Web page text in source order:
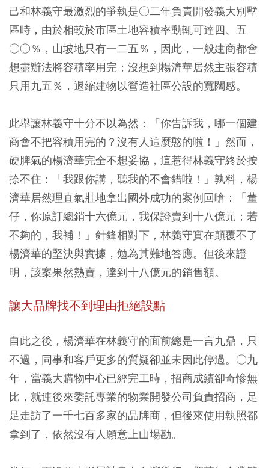
己和林義守最激烈的爭執是○二年負責開發義大別墅
區時，由於相較於市區土地容積率動輒可達四、五
○○％，山坡地只有一二五％，因此，一般建商都會
想盡辦法將容積率用完；沒想到楊濟華居然主張容積
只用九五％，退縮建物以營造社區公設的寬闊感。
此舉讓林義守十分不以為然：「你告訴我，哪一個建
商會不把容積用完的？沒有人這麼憨的啦！」然而，
硬脾氣的楊濟華完全不想妥協，這惹得林義守終於按
捺不住：「我跟你講，聽我的不會錯啦！」孰料，楊
濟華居然理直氣壯地拿出國外成功的案例回嗆：「董
仔，你原訂總銷十六億元，我保證賣到十八億元；若
不夠的，我補！」針鋒相對下，林義守實在顛覆不了
楊濟華的堅決與實據，勉為其難地答應。但後來證
明，該案果然熱賣，達到十八億元的銷售額。
讓大品牌找不到理由拒絕設點
自此之後，楊濟華在林義守的面前總是一言九鼎，只
不過，同事和客戶更多的質疑卻並未因此停過。○九
年，當義大購物中心已經完工時，招商成績卻奇慘無
比，就連後來委託專業的物業開發公司負責招商，足
足走訪了一千七百多家的品牌商，但後來使用執照都
拿到了，依然沒有人願意上山場勘。